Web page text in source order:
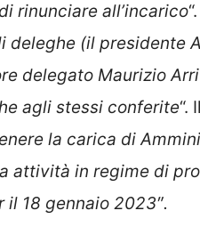
rinunciare all’incarico
(il presidente
delegato Maurizio
agli stessi conferite“.
la carica di
attività in regime di
18 gennaio 2023″.